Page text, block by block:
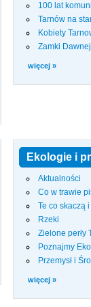
100 lat
Tarnów na
Kobiety
Zamki
więcej »
Ekologie i
Aktualności
Co w trawie
Te co skaczą
Rzeki
Zielone perły
Poznajmy
Przemysł i
więcej »